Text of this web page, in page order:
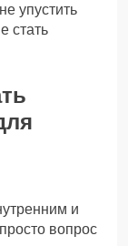
упустить
стать
и
вопрос